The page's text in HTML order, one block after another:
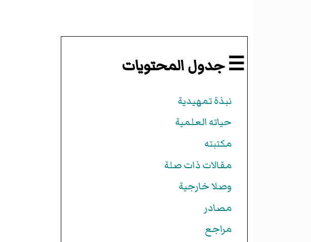
☰ جدول المحتويات
نبذة تمهيدية
حياته العلمية
مكتبته
مقالات ذات صلة
وصلا خارجية
مصادر
مراجع